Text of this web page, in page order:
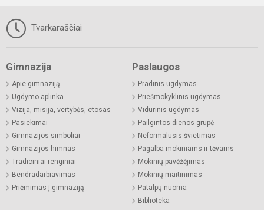
Tvarkaraščiai
Gimnazija
Apie gimnaziją
Ugdymo aplinka
Vizija, misija, vertybės, etosas
Pasiekimai
Gimnazijos simboliai
Gimnazijos himnas
Tradiciniai renginiai
Bendradarbiavimas
Priėmimas į gimnaziją
Paslaugos
Pradinis ugdymas
Priešmokyklinis ugdymas
Vidurinis ugdymas
Pailgintos dienos grupė
Neformalusis švietimas
Pagalba mokiniams ir tėvams
Mokinių pavėžėjimas
Mokinių maitinimas
Patalpų nuoma
Biblioteka